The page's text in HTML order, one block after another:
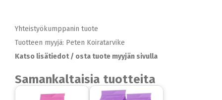
Yhteistyökumppanin tuote
Tuotteen myyjä: Peten Koiratarvike
Katso lisätiedot / osta tuote myyjän sivulla
Samankaltaisia tuotteita